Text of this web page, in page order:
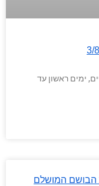
ימים ראשון עד
הבושם המושלם